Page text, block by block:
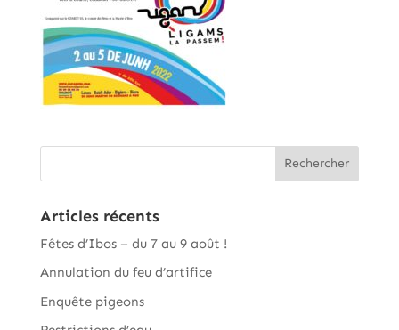
Articles récents
Fêtes d’Ibos – du 7 au 9 août !
Annulation du feu d’artifice
Enquête pigeons